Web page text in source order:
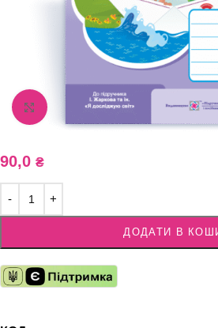
Збільшити зображення
90,0 ₴
ДОДАТИ В